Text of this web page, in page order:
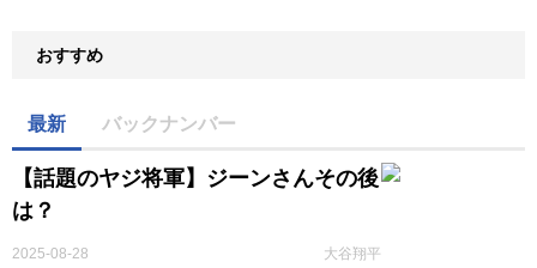
おすすめ
最新 バックナンバー
【話題のヤジ将軍】ジーンさんその後
は？
大谷翔平
2025-08-28